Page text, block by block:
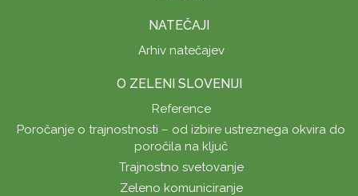
NATEČAJI
Arhiv natečajev
O ZELENI SLOVENIJI
Reference
Poročanje o trajnostnosti – od izbire ustreznega okvira do
poročila na ključ
Trajnostno svetovanje
Zeleno komuniciranje